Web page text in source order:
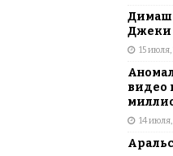
Димаш
Джеки
15
видео
14